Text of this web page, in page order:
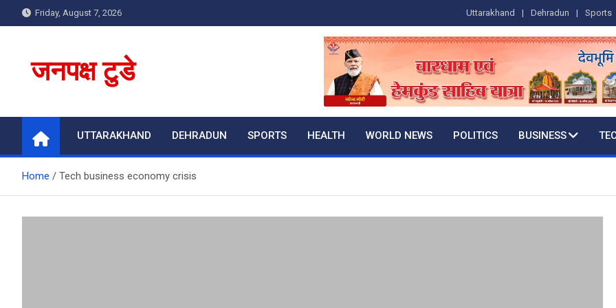
to
Friday, August 7, 2026 Uttarakhand Dehradun Sports
जनपक्ष टुडे
UTTARAKHAND DEHRADUN SPORTS HEALTH WORLD NEWS POLITICS BUSINESS
Home Tech business economy crisis